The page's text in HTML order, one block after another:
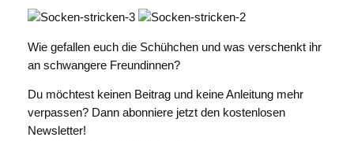
Wie gefallen euch die Schühchen und was verschenkt ihr
an schwangere Freundinnen?
Du möchtest keinen Beitrag und keine Anleitung mehr
verpassen? Dann abonniere jetzt den kostenlosen
Newsletter!